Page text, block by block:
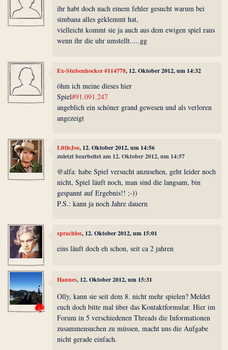
ihr habt doch nach einem fehler gesucht warum bei
simbana alles geklemmt hat,
vielleicht kommt sie ja auch aus dem ewigen spiel raus
wenn ihr die uhr umstellt.....gg
Ex-Stubenhocker #114778, 12. Oktober 2012, um 14:32
öhm ich meine dieses hier
Spiel#91.091.247
angeblich ein schöner grand gewesen und als verloren
angezeigt
LittleJoe, 12. Oktober 2012, um 14:56
zuletzt bearbeitet am 12. Oktober 2012, um 14:57
@alfa: habe Spiel versucht anzusehen, geht leider noch
nicht, Spiel läuft noch, man sind die langsam, bin
gespannt auf Ergebnis!! ;-))
P.S.: kann ja noch Jahre dauern
sprachlos, 12. Oktober 2012, um 15:01
eins läuft doch eh schon, seit ca 2 jahren
Hannes, 12. Oktober 2012, um 15:31
Olly, kann sie seit dem 8. nicht mehr spielen? Meldet
euch doch bitte mal über das Kontaktformular. Hier im
Forum in 5 verschiedenen Threads die Informationen
zusammensuchen zu müssen, macht uns die Aufgabe
nicht gerade einfach.